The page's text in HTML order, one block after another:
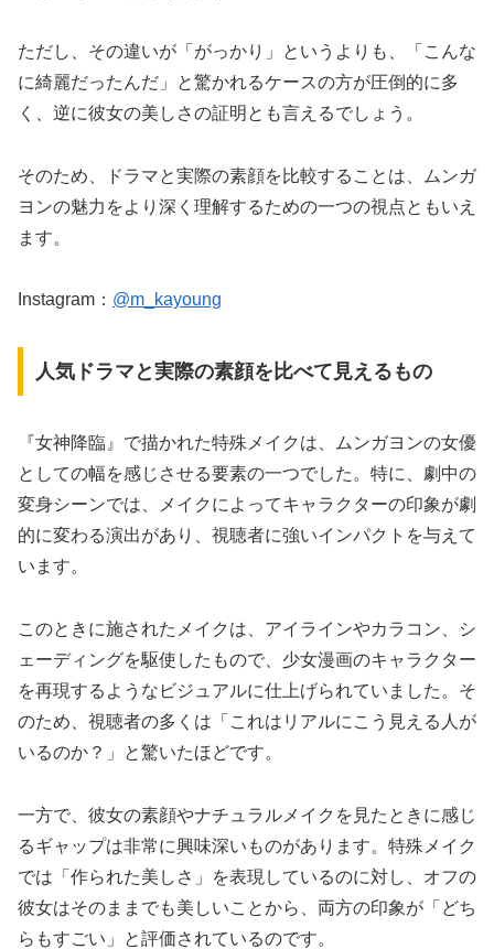
ただし、その違いが「がっかり」というよりも、「こんな
に綺麗だったんだ」と驚かれるケースの方が圧倒的に多
く、逆に彼女の美しさの証明とも言えるでしょう。
そのため、ドラマと実際の素顔を比較することは、ムンガ
ヨンの魅力をより深く理解するための一つの視点ともいえ
ます。
Instagram： @m_kayoung
人気ドラマと実際の素顔を比べて見えるもの
『女神降臨』で描かれた特殊メイクは、ムンガヨンの女優
としての幅を感じさせる要素の一つでした。特に、劇中の
変身シーンでは、メイクによってキャラクターの印象が劇
的に変わる演出があり、視聴者に強いインパクトを与えて
います。
このときに施されたメイクは、アイラインやカラコン、シ
ェーディングを駆使したもので、少女漫画のキャラクター
を再現するようなビジュアルに仕上げられていました。そ
のため、視聴者の多くは「これはリアルにこう見える人が
いるのか？」と驚いたほどです。
一方で、彼女の素顔やナチュラルメイクを見たときに感じ
るギャップは非常に興味深いものがあります。特殊メイク
では「作られた美しさ」を表現しているのに対し、オフの
彼女はそのままでも美しいことから、両方の印象が「どち
らもすごい」と評価されているのです。